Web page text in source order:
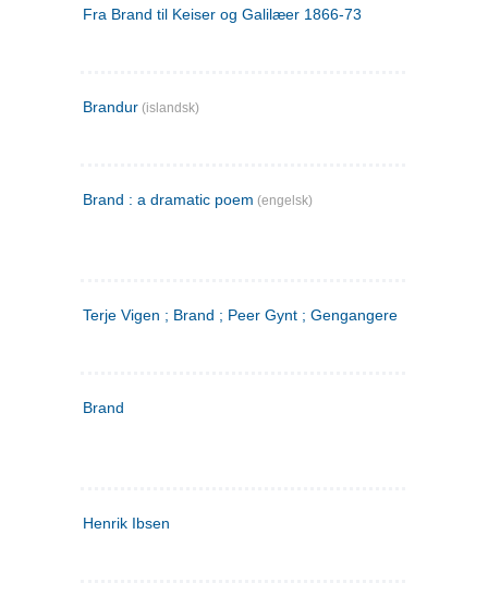
Fra Brand til Keiser og Galilæer 1866-73
Brandur (islandsk)
Brand : a dramatic poem (engelsk)
Terje Vigen ; Brand ; Peer Gynt ; Gengangere
Brand
Henrik Ibsen